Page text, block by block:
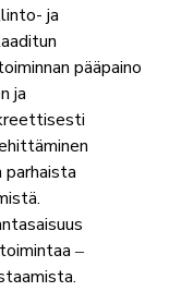
ja
pääpaino
ja
‒